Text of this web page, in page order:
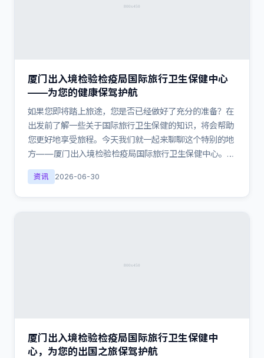
厦门出入境检验检疫局国际旅行卫生保健中心
——为您的健康保驾护航
如果您即将踏上旅途，您是否已经做好了充分的准备？在
出发前了解一些关于国际旅行卫生保健的知识，将会帮助
您更好地享受旅程。今天我们就一起来聊聊这个特别的地
方——厦门出入境检验检疫局国际旅行卫生保健中心。…
资讯 2026-06-30
厦门出入境检验检疫局国际旅行卫生保健中
心，为您的出国之旅保驾护航